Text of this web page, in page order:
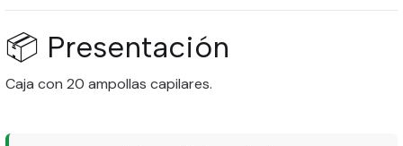
📦 Presentación
Caja con 20 ampollas capilares.